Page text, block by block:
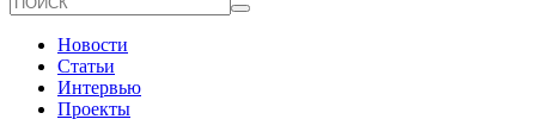
Новости
Статьи
Интервью
Проекты